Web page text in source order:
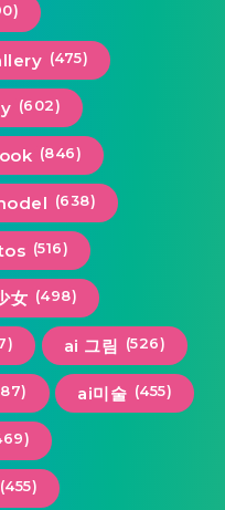
(475)
(602)
(846)
(638)
(516)
女 (498)
ai 그림 (526)
ai미술 (455)
(455)